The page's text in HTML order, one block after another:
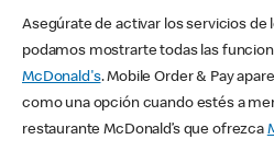
Asegúrate de activar los servicios de
podamos mostrarte todas las
McDonald's. Mobile Order & Pay
como una opción cuando estés a
restaurante McDonald’s que ofrezca